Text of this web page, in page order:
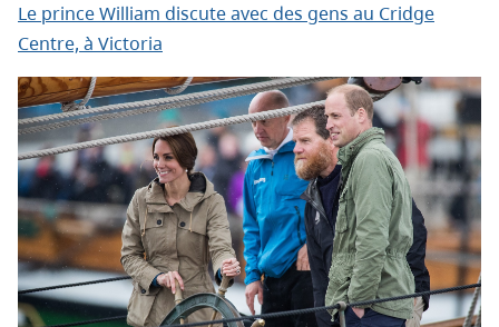
Le prince William discute avec des gens au Cridge
Centre, à Victoria